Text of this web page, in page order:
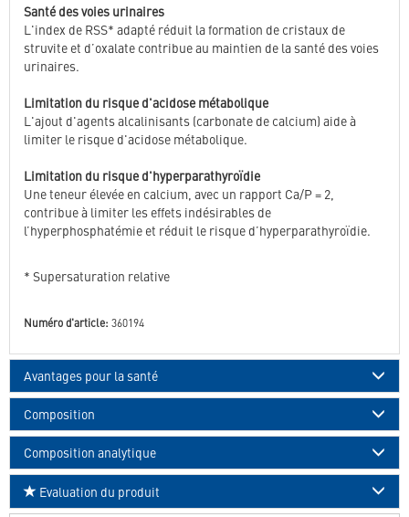
Santé des voies urinaires
L'index de RSS* adapté réduit la formation de cristaux de
struvite et d’oxalate contribue au maintien de la santé des voies
urinaires.
Limitation du risque d'acidose métabolique
L'ajout d'agents alcalinisants (carbonate de calcium) aide à
limiter le risque d'acidose métabolique.
Limitation du risque d'hyperparathyroïdie
Une teneur élevée en calcium, avec un rapport Ca/P = 2,
contribue à limiter les effets indésirables de
l’hyperphosphatémie et réduit le risque d’hyperparathyroïdie.
* Supersaturation relative
Numéro d'article: 360194
Avantages pour la santé
Composition
Composition analytique
Evaluation du produit